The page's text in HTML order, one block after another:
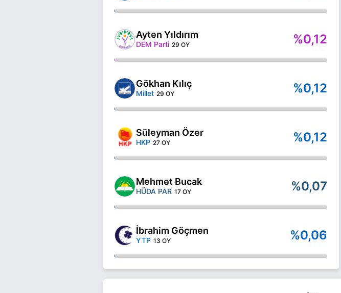
Ayten Yıldırım
DEM Parti 29 OY %0,12
Gökhan Kılıç
Millet 29 OY %0,12
Süleyman Özer
HKP 27 OY %0,12
Mehmet Bucak
HÜDA PAR 17 OY %0,07
İbrahim Göçmen
YTP 13 OY %0,06